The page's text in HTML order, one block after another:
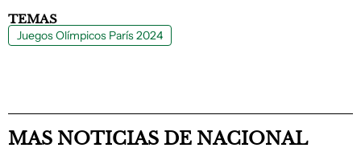
TEMAS
Juegos Olímpicos París 2024
MAS NOTICIAS DE NACIONAL